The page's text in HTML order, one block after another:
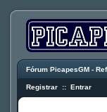
Fórum PicapesGM -
Registrar :: Entrar